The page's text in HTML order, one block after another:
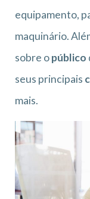
equipamento,
maquinário.
sobre opúblico
seus principais
mais.